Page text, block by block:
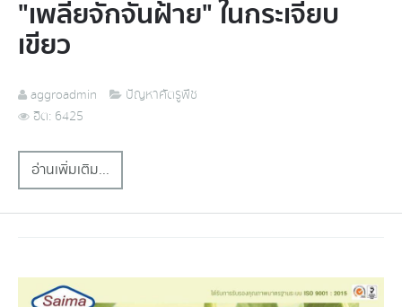
"เพลี้ยจักจั่นฝ้าย" ในกระเจี๊ยบ
เขียว
aggroadmin
ปัญหาศัตรูพืช
ฮิต: 6425
อ่านเพิ่มเติม...